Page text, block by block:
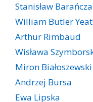
Stanisław
William Butler
Arthur Rimbaud
Wisława
Miron Białoszewski
Andrzej Bursa
Ewa Lipska